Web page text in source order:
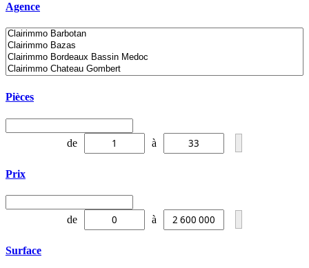
Agence
Pièces
de à
Prix
de à
Surface